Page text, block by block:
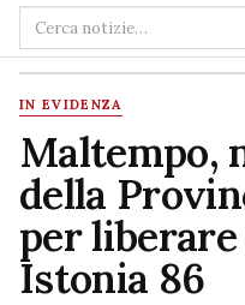
Cerca
nel
sito
IN EVIDENZA
Maltempo,
della
per liberare
Istonia 86